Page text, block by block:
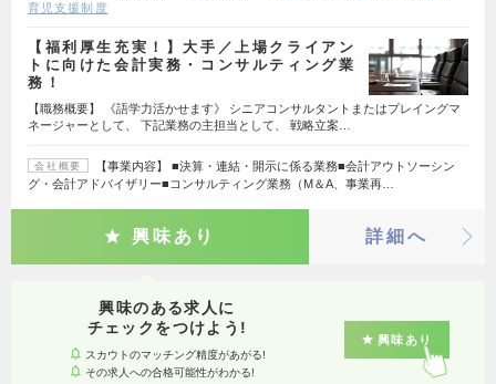
育児支援制度
【福利厚生充実！】大手／上場クライアン
トに向けた会計実務・コンサルティング業
務！
【職務概要】 《語学力活かせます》 シニアコンサルタントまたはプレイングマ
ネージャーとして、 下記業務の主担当として、 戦略立案…
会社概要
【事業内容】 ■決算・連結・開示に係る業務■会計アウトソーシン
グ・会計アドバイザリー■コンサルティング業務（M＆A、事業再…
興味あり 詳細へ
興味のある求人に
チェックをつけよう!
スカウトのマッチング精度があがる!
その求人への合格可能性がわかる!
興味あり